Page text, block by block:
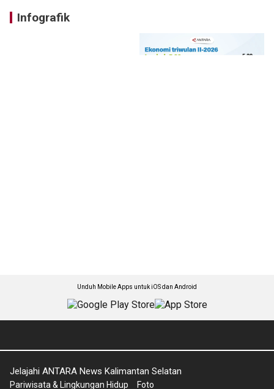
Infografik
Unduh Mobile Apps untuk iOS dan Android
Jelajahi ANTARA News Kalimantan Selatan
Pariwisata & Lingkungan Hidup Foto